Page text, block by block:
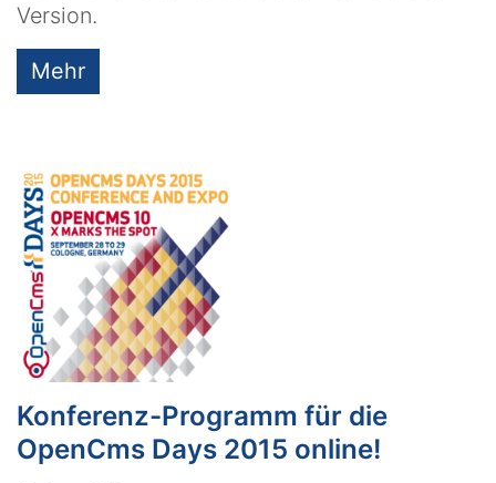
Version.
Mehr
Konferenz-Programm für die
OpenCms Days 2015 online!